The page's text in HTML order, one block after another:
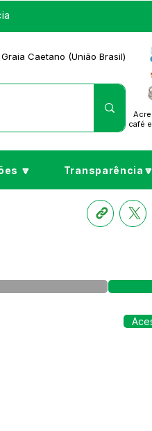
Graia Caetano (União Brasil)
café
🔽 Transparência🔽